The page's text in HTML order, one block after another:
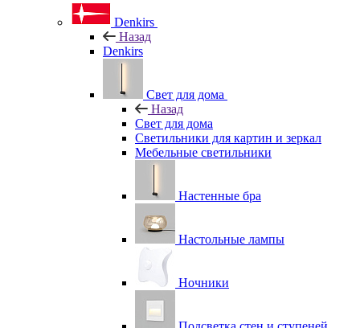
Denkirs
Назад
Denkirs
Свет для дома
Назад
Свет для дома
Светильники для картин и зеркал
Мебельные светильники
Настенные бра
Настольные лампы
Ночники